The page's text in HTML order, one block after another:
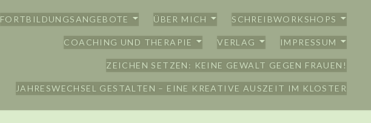
FORTBILDUNGSANGEBOTE ÜBER MICH SCHREIBWORKSHOPS
COACHING UND THERAPIE VERLAG IMPRESSUM
ZEICHEN SETZEN: KEINE GEWALT GEGEN FRAUEN!
JAHRESWECHSEL GESTALTEN – EINE KREATIVE AUSZEIT IM KLOSTER